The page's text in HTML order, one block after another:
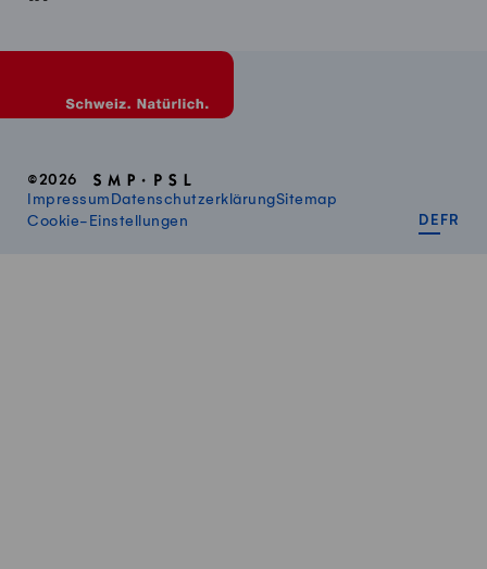
©2026
Impressum DatenschutzerklärungSitemap
Cookie-Einstellungen
DE FR